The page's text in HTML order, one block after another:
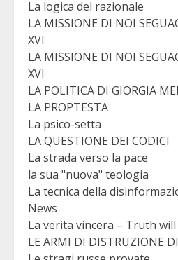
La logica del razionale
LA MISSIONE DI NOI
XVI
LA MISSIONE DI NOI
XVI
LA POLITICA DI GIORGIA
LA PROPTESTA
La psico-setta
LA QUESTIONE DEI CODICI
La strada verso la pace
la sua "nuova" teologia
La tecnica della
News
La verita vincera – Truth
LE ARMI DI DISTRUZIONE